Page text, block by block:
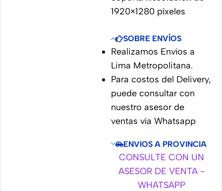
1920×1280 píxeles
SOBRE ENVÍOS
Realizamos Envíos a
Lima Metropolitana.
Para costos del Delivery,
puede consultar con
nuestro asesor de
ventas vía Whatsapp
ENVIOS A PROVINCIA
CONSULTE CON UN
ASESOR DE VENTA -
WHATSAPP